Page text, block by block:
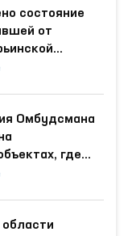
также
состояние
от
Омбудсмана
где